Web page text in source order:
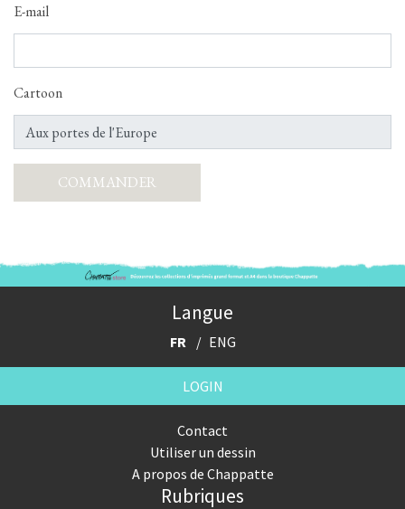
E-mail
Cartoon
Langue
FR ENG
LOGIN
Contact
Utiliser un dessin
A propos de Chappatte
Rubriques